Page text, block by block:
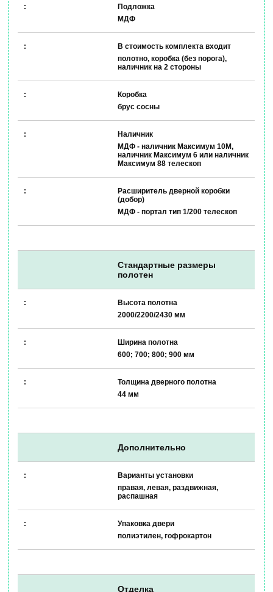
Подложка
МДФ
В стоимость комплекта входит
полотно, коробка (без порога),
наличник на 2 стороны
Коробка
брус сосны
Наличник
МДФ - наличник Максимум 10М,
наличник Максимум 6 или наличник
Максимум 88 телескоп
Расширитель дверной коробки
(добор)
МДФ - портал тип 1/200 телескоп
Стандартные размеры
полотен
Высота полотна
2000/2200/2430 мм
Ширина полотна
600; 700; 800; 900 мм
Толщина дверного полотна
44 мм
Дополнительно
Варианты установки
правая, левая, раздвижная,
распашная
Упаковка двери
полиэтилен, гофрокартон
Отделка